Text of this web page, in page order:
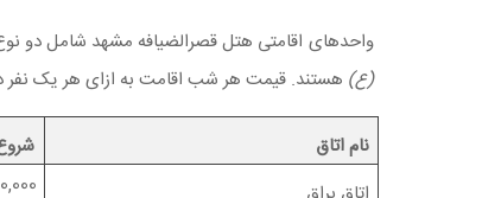
واحدهای اقامتی هتل قصرالضیافه مشهد شامل دو
(ع) هستند. قیمت هر شب اقامت به ازای هر یک نفر
نام اتاق